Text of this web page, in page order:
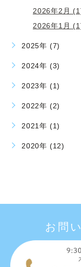
2026年2月
2026年1月
2025年 (7)
2024年 (3)
2023年 (1)
2022年 (2)
2021年 (1)
2020年 (12)
お問